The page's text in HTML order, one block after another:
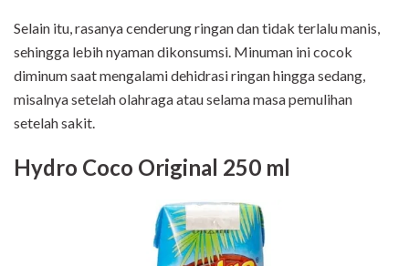
Selain itu, rasanya cenderung ringan dan tidak terlalu manis,
sehingga lebih nyaman dikonsumsi. Minuman ini cocok
diminum saat mengalami dehidrasi ringan hingga sedang,
misalnya setelah olahraga atau selama masa pemulihan
setelah sakit.
Hydro Coco Original 250 ml